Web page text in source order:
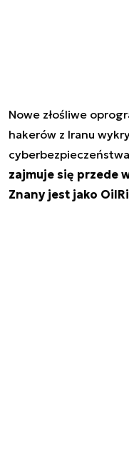
Nowe złośliwe
hakerów z Iranu
zajmuje się przede
Znany jest jako